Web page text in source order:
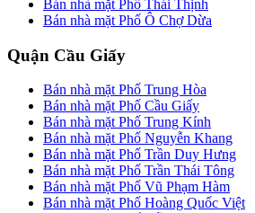
Bán nhà mặt Phố Thái Thịnh
Bán nhà mặt Phố Ô Chợ Dừa
Quận Cầu Giấy
Bán nhà mặt Phố Trung Hòa
Bán nhà mặt Phố Cầu Giấy
Bán nhà mặt Phố Trung Kính
Bán nhà mặt Phố Nguyễn Khang
Bán nhà mặt Phố Trần Duy Hưng
Bán nhà mặt Phố Trần Thái Tông
Bán nhà mặt Phố Vũ Phạm Hàm
Bán nhà mặt Phố Hoàng Quốc Việt